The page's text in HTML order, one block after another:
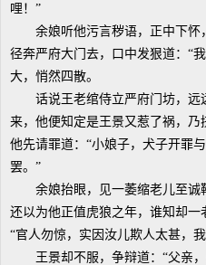
哩！”
余娘听他污言秽语，正中下怀
径奔严府大门去，口中发狠道：“
大，悄然四散。
话说王老绾侍立严府门坊，远
来，他便知定是王景又惹了祸，乃
他先请罪道：“小娘子，犬子开罪
罢。”
余娘抬眼，见一萎缩老儿至诚
还以为他正值虎狼之年，谁知却一
“官人勿惊，实因汝儿欺人太甚，
王景却不服，争辩道：“父亲，